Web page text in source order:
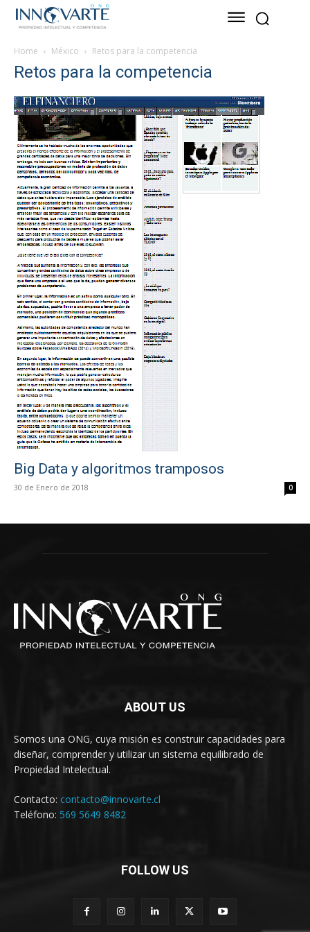
Home México Retos para la competencia
Retos para la competencia
Big Data y algoritmos tramposos
30 de Enero de 2018 0
ABOUT US
Somos una ONG, cuya misión es construir capacidades para
diseñar, comprender y utilizar un sistema equilibrado de
Propiedad Intelectual.
Contacto: contacto@innovarte.cl
Teléfono: 569 5649 8482
FOLLOW US